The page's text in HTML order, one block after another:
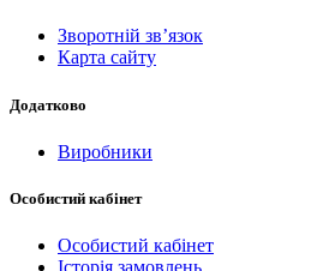
Зворотній зв’язок
Карта сайту
Додатково
Виробники
Особистий кабінет
Особистий кабінет
Історія замовлень